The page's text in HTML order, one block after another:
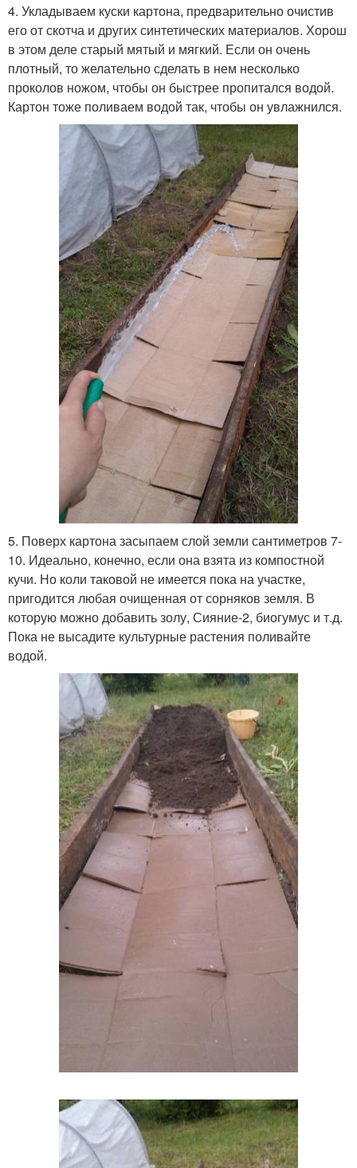
4. Укладываем куски картона, предварительно очистив
его от скотча и других синтетических материалов. Хорош
в этом деле старый мятый и мягкий. Если он очень
плотный, то желательно сделать в нем несколько
проколов ножом, чтобы он быстрее пропитался водой.
Картон тоже поливаем водой так, чтобы он увлажнился.
5. Поверх картона засыпаем слой земли сантиметров 7-
10. Идеально, конечно, если она взята из компостной
кучи. Но коли таковой не имеется пока на участке,
пригодится любая очищенная от сорняков земля. В
которую можно добавить золу, Сияние-2, биогумус и т.д.
Пока не высадите культурные растения поливайте
водой.